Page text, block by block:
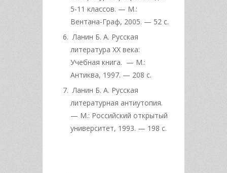
5-11 классов. — М.:
Вентана-Граф, 2005. — 52 с.
Ланин Б. А. Русская
литература ХХ века:
Учебная книга. — М.:
Антиква, 1997. — 208 с.
Ланин Б. А. Русская
литературная антиутопия.
— М.: Российский открытый
университет, 1993. — 198 c.